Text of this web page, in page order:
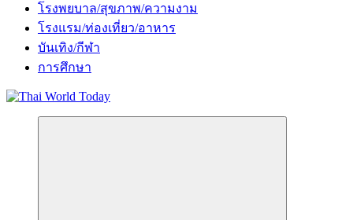
โรงพยบาล/สุขภาพ/ความงาม
โรงแรม/ท่องเที่ยว/อาหาร
บันเทิง/กีฬา
การศึกษา